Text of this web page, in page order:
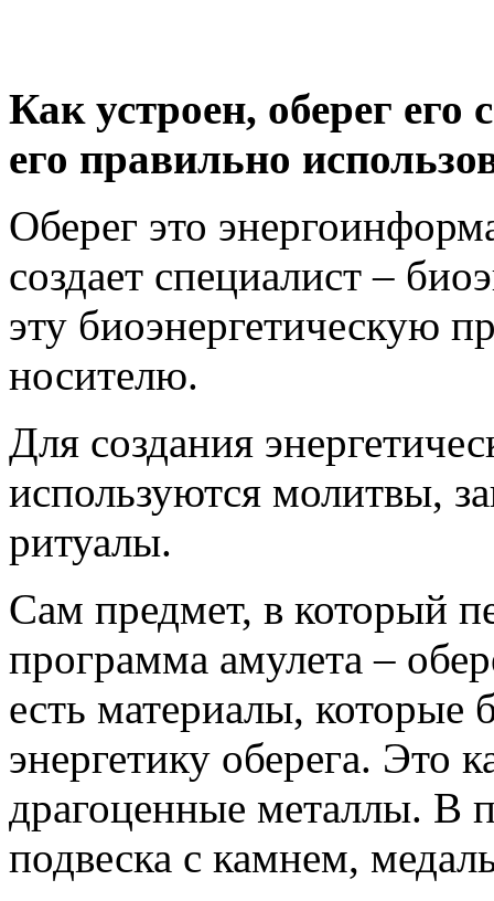
Как устроен, оберег его
его правильно
Оберег это
создает специалист –
эту биоэнергетическую
носителю.
Для создания
используются молитвы,
ритуалы.
Сам предмет, в который
программа амулета –
есть материалы, которые
энергетику оберега. Это
драгоценные металлы. В
подвеска с камнем,